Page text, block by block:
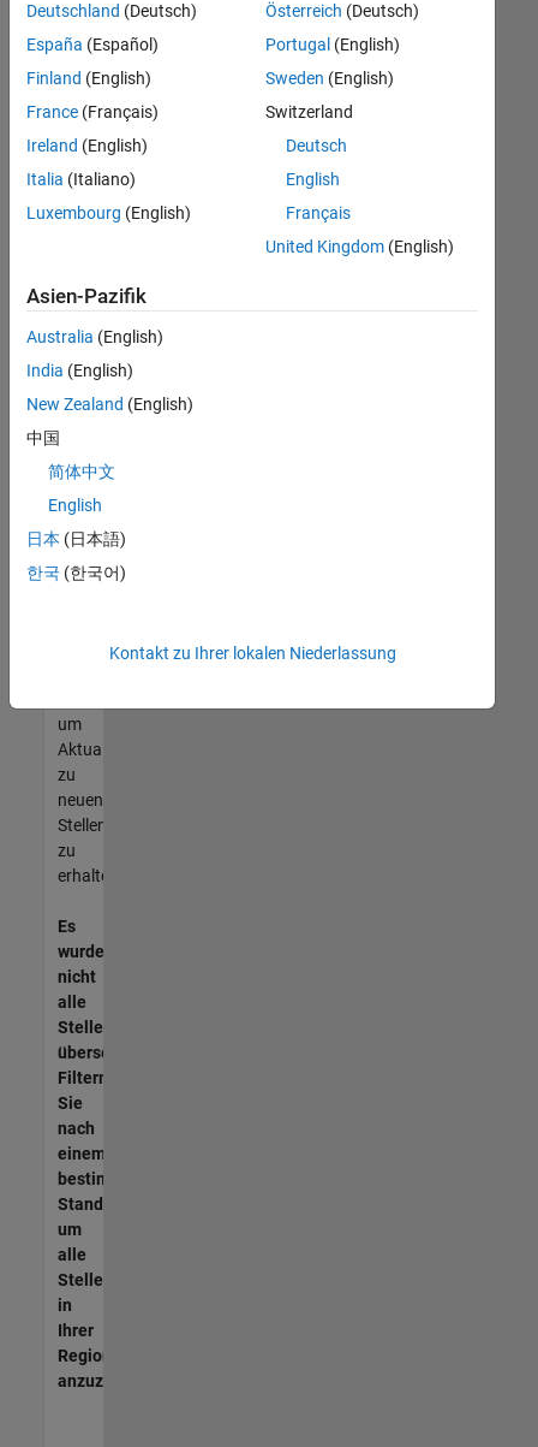
können
die
Suchkriterien
weiter
fassen
oder
alle
Stellenangebote
anzeigen .
noch
keine
offenen
Stellen
können,
die
Ihren
entsprechen,
werden
unseres
um
Aktualisierungen
zu
neuen
Stellenangeboten
zu
erhalten.
Es
wurden
nicht
alle
Stellen
übersetzt.
Filtern
Sie
nach
einem
bestimmten
Standort,
um
alle
Stellenangebote
in
Ihrer
Region
anzuzeigen.
Deutschland (Deutsch)
España (Español)
Finland (English)
France (Français)
Ireland (English)
Italia (Italiano)
Luxembourg (English)
Österreich (Deutsch)
Portugal (English)
Sweden (English)
Switzerland
Deutsch
English
Français
United Kingdom(English)
Asien-Pazifik
Australia (English)
India (English)
New Zealand (English)
中国
简体中文
English
日本 (日本語)
한국 (한국어)
Kontakt zu Ihrer lokalen Niederlassung